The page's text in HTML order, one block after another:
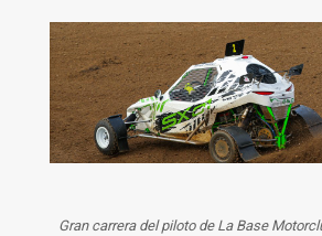
Gran carrera del piloto de La Base